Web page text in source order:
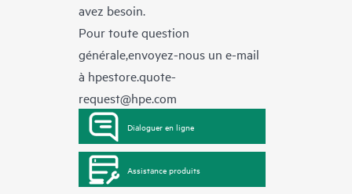
avez besoin.
Pour toute question
générale,envoyez-nous un e-mail
à hpestore.quote-
request@hpe.com
Dialoguer en ligne
Assistance produits